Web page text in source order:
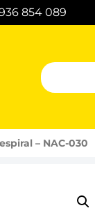
854 089
– NAC-030